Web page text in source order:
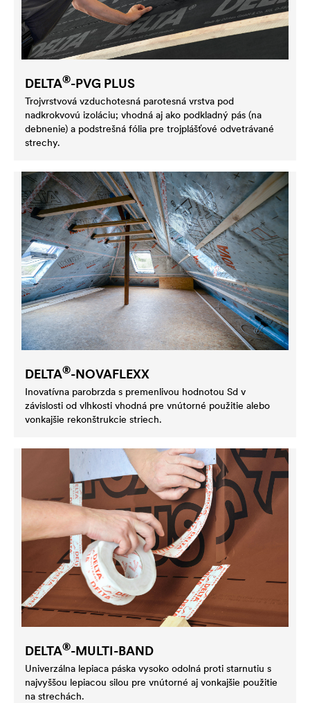
DELTA®-PVG PLUS
Trojvrstvová vzduchotesná parotesná vrstva pod
nadkrokvovú izoláciu; vhodná aj ako podkladný pás (na
debnenie) a podstrešná fólia pre trojplášťové odvetrávané
strechy.
DELTA®-NOVAFLEXX
Inovatívna parobrzda s premenlivou hodnotou Sd v
závislosti od vlhkosti vhodná pre vnútorné použitie alebo
vonkajšie rekonštrukcie striech.
DELTA®-MULTI-BAND
Univerzálna lepiaca páska vysoko odolná proti starnutiu s
najvyššou lepiacou silou pre vnútorné aj vonkajšie použitie
na strechách.